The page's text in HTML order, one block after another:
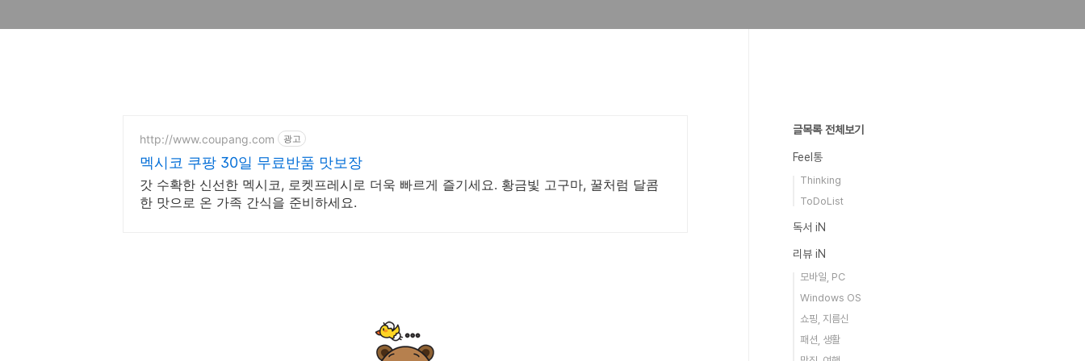
http://www.coupang.com 광고
멕시코 쿠팡 30일 무료반품 맛보장
갓 수확한 신선한 멕시코, 로켓프레시로 더욱 빠르게 즐기세요. 황금빛 고구마, 꿀처럼 달콤
한 맛으로 온 가족 간식을 준비하세요.
글목록 전체보기
Feel통
Thinking
ToDoList
독서 iN
리뷰 iN
모바일, PC
Windows OS
쇼핑, 지름신
패션, 생활